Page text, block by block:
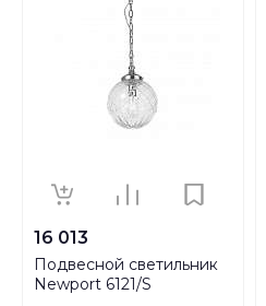
16 013
Подвесной светильник
Newport 6121/S